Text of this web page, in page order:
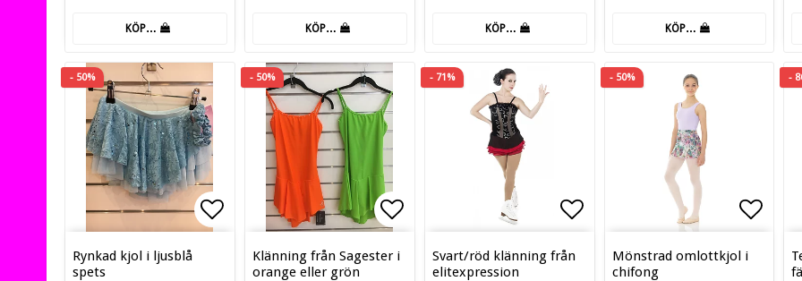
KÖP… KÖP… KÖP… KÖP…
- 50%
Lägg till i favoritlistan
Rynkad kjol i ljusblå
spets
- 50%
Lägg till i favoritlistan
Klänning från Sagester i
orange eller grön
- 71%
Lägg till i favoritlistan
Svart/röd klänning från
elitexpression
- 50%
Mönstrad omlottkjol i
chifong
-